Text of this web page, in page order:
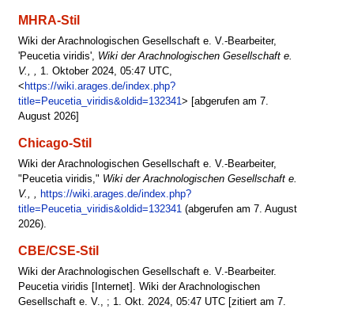
MHRA-Stil
Wiki der Arachnologischen Gesellschaft e. V.-Bearbeiter,
'Peucetia viridis', Wiki der Arachnologischen Gesellschaft e.
V., ,
1. Oktober 2024, 05:47 UTC,
< https://wiki.arages.de/index.php?
title=Peucetia_viridis&oldid=132341 > [abgerufen am 7.
August 2026]
Chicago-Stil
Wiki der Arachnologischen Gesellschaft e. V.-Bearbeiter,
"Peucetia viridis," Wiki der Arachnologischen Gesellschaft e.
V., , https://wiki.arages.de/index.php?
title=Peucetia_viridis&oldid=132341(abgerufen am 7. August
2026).
CBE/CSE-Stil
Wiki der Arachnologischen Gesellschaft e. V.-Bearbeiter.
Peucetia viridis [Internet]. Wiki der Arachnologischen
Gesellschaft e. V., ; 1. Okt. 2024, 05:47 UTC [zitiert am 7.